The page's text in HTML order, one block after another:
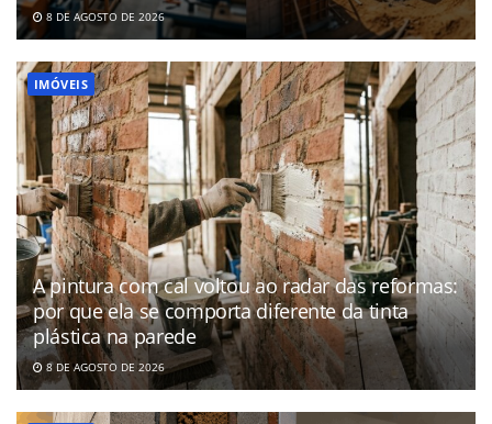
8 DE AGOSTO DE 2026
IMÓVEIS
A pintura com cal voltou ao radar das reformas:
por que ela se comporta diferente da tinta
plástica na parede
8 DE AGOSTO DE 2026